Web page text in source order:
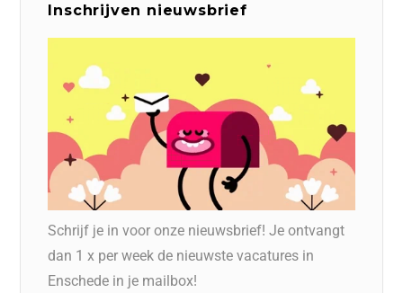
Inschrijven nieuwsbrief
Schrijf je in voor onze nieuwsbrief! Je ontvangt
dan 1 x per week de nieuwste vacatures in
Enschede in je mailbox!